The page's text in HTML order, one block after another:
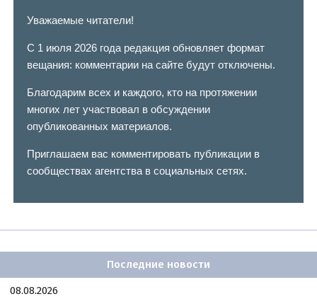
Уважаемые читатели!
С 1 июля 2026 года редакция обновляет формат
вещания: комментарии на сайте будут отключены.
Благодарим всех и каждого, кто на протяжении
многих лет участвовал в обсуждении
опубликованных материалов.
Приглашаем вас комментировать публикации в
сообществах агентства в социальных сетях.
Последние новости
08.08.2026